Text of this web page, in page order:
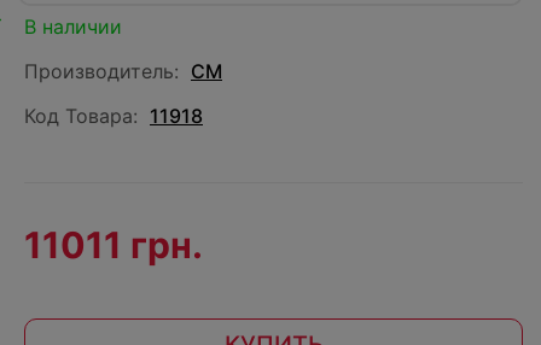
В наличии
Производитель: CM
Код Товара: 11918
11011 грн.